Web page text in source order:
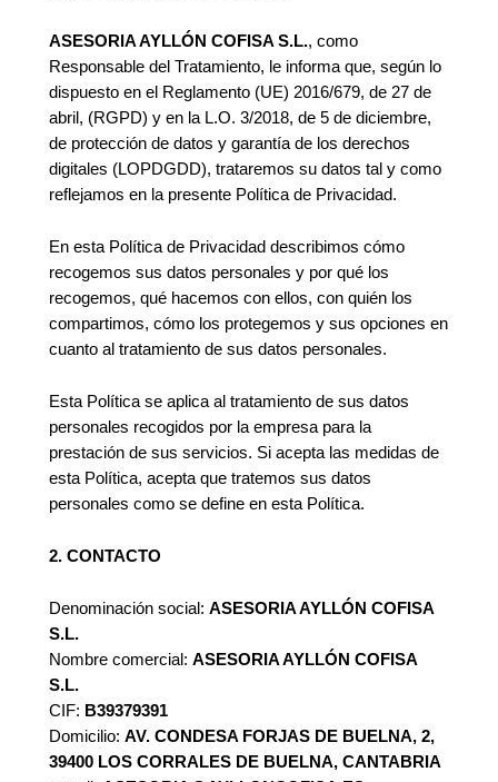
ASESORIA AYLLÓN COFISA S.L., como
Responsable del Tratamiento, le informa que, según lo
dispuesto en el Reglamento (UE) 2016/679, de 27 de
abril, (RGPD) y en la L.O. 3/2018, de 5 de diciembre,
de protección de datos y garantía de los derechos
digitales (LOPDGDD), trataremos su datos tal y como
reflejamos en la presente Política de Privacidad.
En esta Política de Privacidad describimos cómo
recogemos sus datos personales y por qué los
recogemos, qué hacemos con ellos, con quién los
compartimos, cómo los protegemos y sus opciones en
cuanto al tratamiento de sus datos personales.
Esta Política se aplica al tratamiento de sus datos
personales recogidos por la empresa para la
prestación de sus servicios. Si acepta las medidas de
esta Política, acepta que tratemos sus datos
personales como se define en esta Política.
2. CONTACTO
Denominación social: ASESORIA AYLLÓN COFISA
S.L.
Nombre comercial: ASESORIA AYLLÓN COFISA
S.L.
CIF: B39379391
Domicilio: AV. CONDESA FORJAS DE BUELNA, 2,
39400 LOS CORRALES DE BUELNA, CANTABRIA